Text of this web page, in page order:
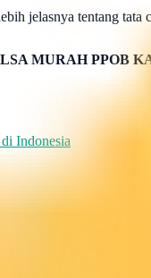
jelasnya tentang tata
MURAH PPOB
Indonesia